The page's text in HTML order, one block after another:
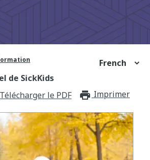
de SickKids
Télécharger le PDF Imprimer